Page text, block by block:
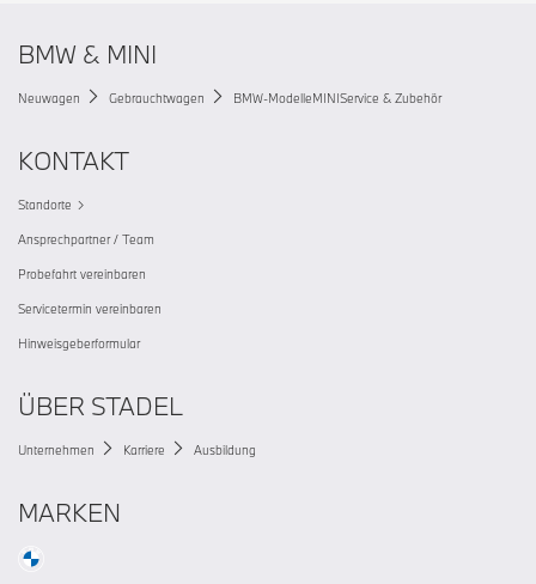
BMW & MINI
Neuwagen Gebrauchtwagen BMW-ModelleMINIService & Zubehör
KONTAKT
Standorte
Ansprechpartner / Team
Probefahrt vereinbaren
Servicetermin vereinbaren
Hinweisgeberformular
ÜBER STADEL
Unternehmen Karriere Ausbildung
MARKEN